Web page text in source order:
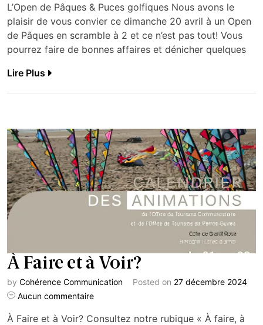
L’Open de Pâques & Puces golfiques Nous avons le
plaisir de vous convier ce dimanche 20 avril à un Open
de Pâques en scramble à 2 et ce n’est pas tout! Vous
pourrez faire de bonnes affaires et dénicher quelques
Lire Plus
À Faire et à Voir?
by Cohérence Communication Posted on 27 décembre 2024
Aucun commentaire
À Faire et à Voir? Consultez notre rubique « À faire, à